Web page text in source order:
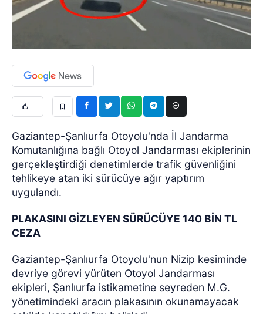
Gaziantep-Şanlıurfa Otoyolu'nda İl Jandarma
Komutanlığına bağlı Otoyol Jandarması ekiplerinin
gerçekleştirdiği denetimlerde trafik güvenliğini
tehlikeye atan iki sürücüye ağır yaptırım
uygulandı.
PLAKASINI GİZLEYEN SÜRÜCÜYE 140 BİN TL
CEZA
Gaziantep-Şanlıurfa Otoyolu'nun Nizip kesiminde
devriye görevi yürüten Otoyol Jandarması
ekipleri, Şanlıurfa istikametine seyreden M.G.
yönetimindeki aracın plakasının okunamayacak